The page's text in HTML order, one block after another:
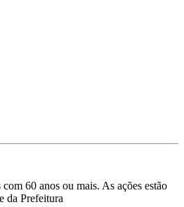
60 anos ou mais. As ações estão
da Prefeitura